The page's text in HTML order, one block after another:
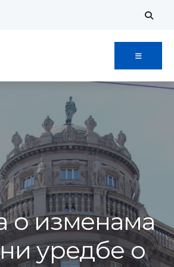
о изменама
уредбе о